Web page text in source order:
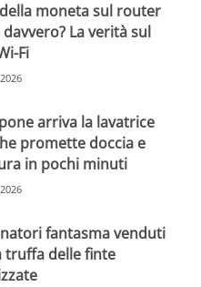
moneta sul router
La verità sul
Fi
arriva la lavatrice
promette doccia e
in pochi minuti
fantasma venduti
truffa delle finte